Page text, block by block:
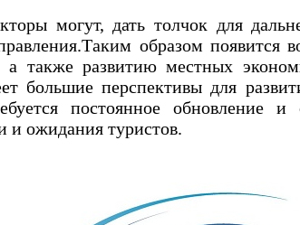
могут, дать толчок для
образом появится
а также развитию местных
большие перспективы для
постоянное обновление и
и ожидания туристов.